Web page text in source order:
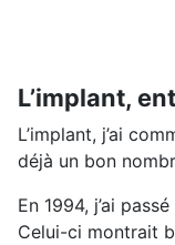
L’implant,
L’implant, j’ai
déjà un bon
En 1994, j’ai
Celui-ci montrait